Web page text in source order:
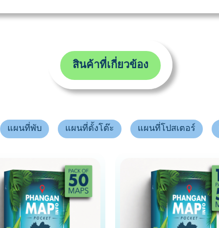
สินค้าที่เกี่ยวข้อง
แผนที่พับ แผนที่ตั้งโต๊ะ แผนที่โปสเตอร์